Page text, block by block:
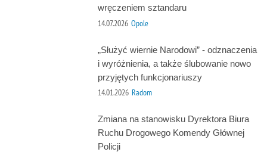
wręczeniem sztandaru
14.07.2026 Opole
„Służyć wiernie Narodowi” - odznaczenia
i wyróżnienia, a także ślubowanie nowo
przyjętych funkcjonariuszy
14.01.2026 Radom
Zmiana na stanowisku Dyrektora Biura
Ruchu Drogowego Komendy Głównej
Policji